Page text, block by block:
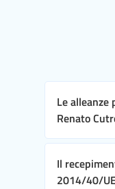
Le
Renato
Il
2014/40/